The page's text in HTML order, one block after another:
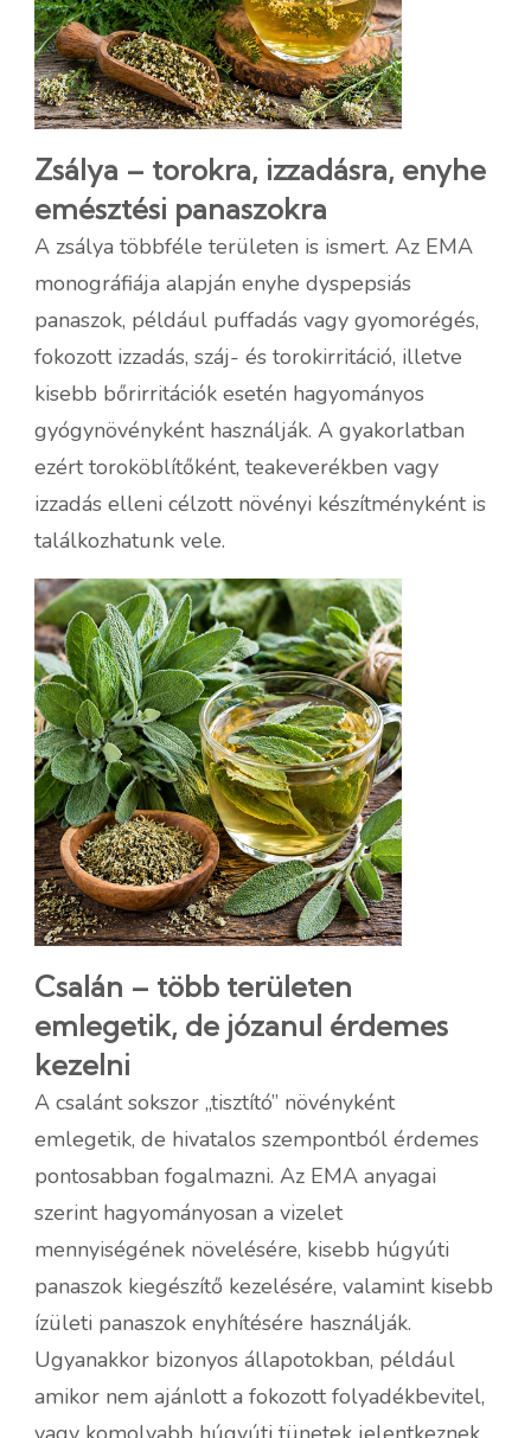
Zsálya – torokra, izzadásra, enyhe
emésztési panaszokra
A zsálya többféle területen is ismert. Az EMA
monográfiája alapján enyhe dyspepsiás
panaszok, például puffadás vagy gyomorégés,
fokozott izzadás, száj- és torokirritáció, illetve
kisebb bőrirritációk esetén hagyományos
gyógynövényként használják. A gyakorlatban
ezért toroköblítőként, teakeverékben vagy
izzadás elleni célzott növényi készítményként is
találkozhatunk vele.
Csalán – több területen
emlegetik, de józanul érdemes
kezelni
A csalánt sokszor „tisztító” növényként
emlegetik, de hivatalos szempontból érdemes
pontosabban fogalmazni. Az EMA anyagai
szerint hagyományosan a vizelet
mennyiségének növelésére, kisebb húgyúti
panaszok kiegészítő kezelésére, valamint kisebb
ízületi panaszok enyhítésére használják.
Ugyanakkor bizonyos állapotokban, például
amikor nem ajánlott a fokozott folyadékbevitel,